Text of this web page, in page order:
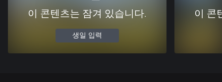
이 콘텐츠는 잠겨 있습니다.
생일 입력
이 콘